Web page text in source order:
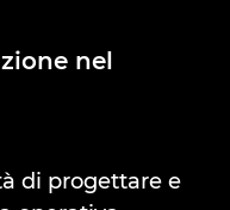
nel
di progettare e